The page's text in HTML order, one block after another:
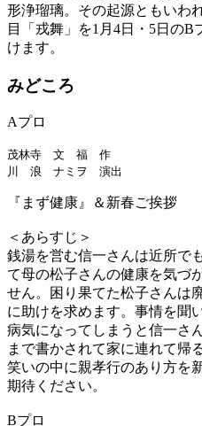
形浄瑠璃。その起源ともいわ
目「戎舞」を1月4日・5日の
けます。
みどころ
Aプロ
茂林寺 文 福 作
川 浪 ナミヲ 演出
『まず健康』＆新春ご挨拶
＜あらすじ＞
銭湯を営む信一さんは近所で
て母の松子さんの健康を気づ
せん。困り果てた松子さんは
に助けを求めます。事情を聞
病気になってしまうと信一さ
まで書かされて家に連れて帰
笑いの中に親孝行のあり方を
期待ください。
Bプロ